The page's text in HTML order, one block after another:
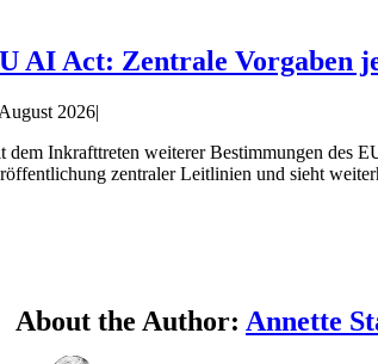
AI Act: Zentrale Vorgaben
2026|
dem Inkrafttreten weiterer Bestimmungen des
zentraler Leitlinien und sieht
About the Author: Annette